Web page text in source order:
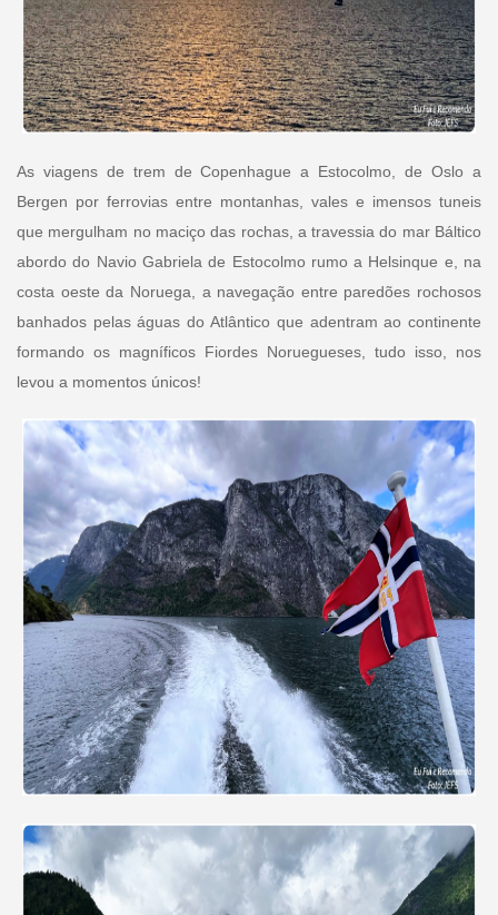
As viagens de trem de Copenhague a Estocolmo, de Oslo a
Bergen por ferrovias entre montanhas, vales e imensos tuneis
que mergulham no maciço das rochas, a travessia do mar Báltico
abordo do Navio Gabriela de Estocolmo rumo a Helsinque e, na
costa oeste da Noruega, a navegação entre paredões rochosos
banhados pelas águas do Atlântico que adentram ao continente
formando os magníficos Fiordes Noruegueses, tudo isso, nos
levou a momentos únicos!